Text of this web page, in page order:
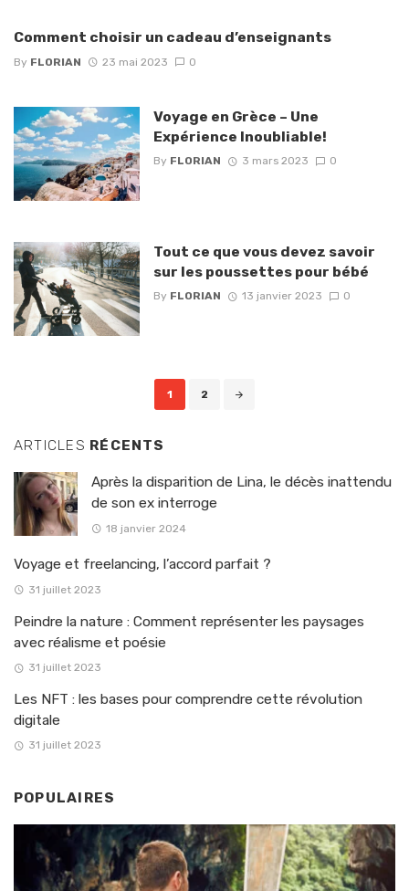
Comment choisir un cadeau d’enseignants
By FLORIAN 23 mai 2023 0
Voyage en Grèce – Une
Expérience Inoubliable!
By FLORIAN 3 mars 2023 0
Tout ce que vous devez savoir
sur les poussettes pour bébé
By FLORIAN 13 janvier 2023 0
1 2
ARTICLES RÉCENTS
Après la disparition de Lina, le décès inattendu
de son ex interroge
18 janvier 2024
Voyage et freelancing, l’accord parfait ?
31 juillet 2023
Peindre la nature : Comment représenter les paysages
avec réalisme et poésie
31 juillet 2023
Les NFT : les bases pour comprendre cette révolution
digitale
31 juillet 2023
POPULAIRES